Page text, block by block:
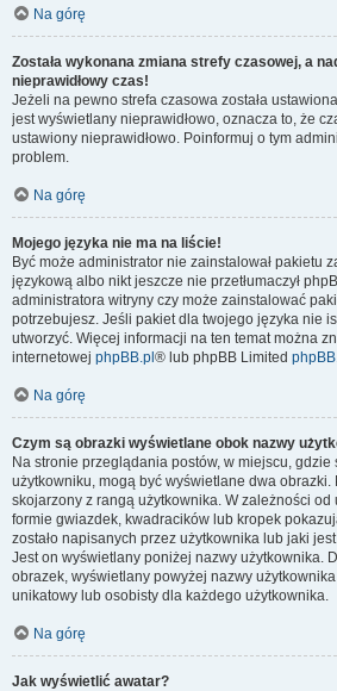
Na górę
Została wykonana zmiana strefy czasowej, a
nieprawidłowy czas!
Jeżeli na pewno strefa czasowa została
jest wyświetlany nieprawidłowo, oznacza to, że
ustawiony nieprawidłowo. Poinformuj o tym
problem.
Na górę
Mojego języka nie ma na liście!
Być może administrator nie zainstalował pakietu
językową albo nikt jeszcze nie przetłumaczył
administratora witryny czy może zainstalować
potrzebujesz. Jeśli pakiet dla twojego języka nie
utworzyć. Więcej informacji na ten temat można
internetowej phpBB.pl ® lub phpBB Limited
Na górę
Czym są obrazki wyświetlane obok nazwy
Na stronie przeglądania postów, w miejscu,
użytkowniku, mogą być wyświetlane dwa obrazki.
skojarzony z rangą użytkownika. W zależności
formie gwiazdek, kwadracików lub kropek
zostało napisanych przez użytkownika lub jaki
Jest on wyświetlany poniżej nazwy użytkownika.
obrazek, wyświetlany powyżej nazwy
unikatowy lub osobisty dla każdego użytkownika.
Na górę
Jak wyświetlić awatar?